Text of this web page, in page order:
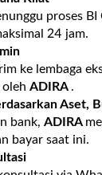
proses
24 jam.
ke lembaga
ADIRA .
Aset,
bank, ADIRA
bayar saat ini.